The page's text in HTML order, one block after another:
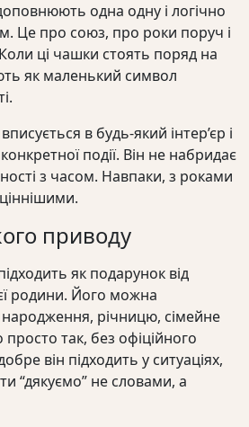
одна одну і логічно
Це про союз, про роки поруч і
ці чашки стоять поряд на
як маленький символ
в будь-який інтер’єр і
події. Він не набридає
з часом. Навпаки, з роками
приводу
як подарунок від
родини. Його можна
річницю, сімейне
просто так, без офіційного
він підходить у ситуаціях,
“дякуємо” не словами, а